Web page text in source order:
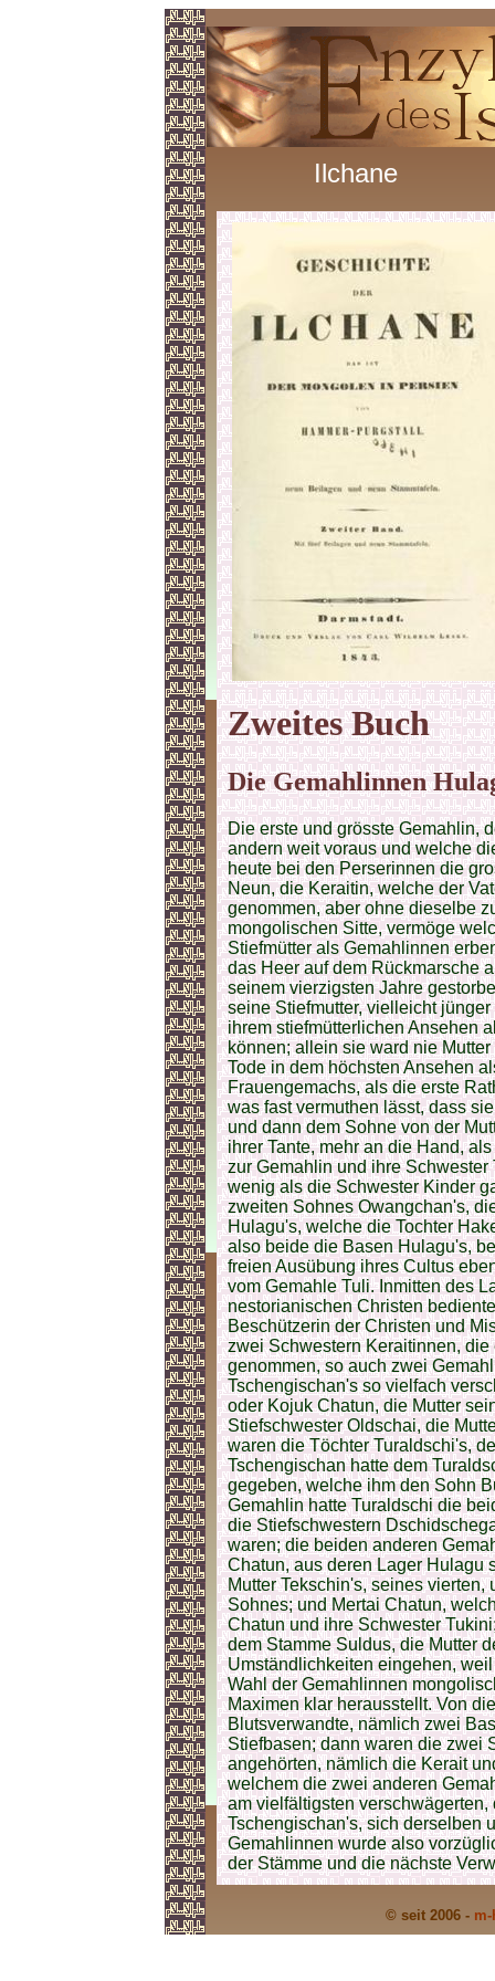
Ilchane
ZweitesBuch
Die Gemahlinnen
Die erste und grösste Gemahlin,
andern weit voraus und welche
heute bei den Perserinnen die
Neun, die Keraitin, welche der
genommen, aber ohne dieselbe
mongolischen Sitte, vermöge
Stiefmütter als Gemahlinnen
das Heer auf dem Rückmarsche
seinem vierzigsten Jahre
seine Stiefmutter, vielleicht
ihrem stiefmütterlichen Ansehen
können; allein sie ward nie
Tode in dem höchsten Ansehen
Frauengemachs, als die erste
was fast vermuthen lässt, dass
und dann dem Sohne von der
ihrer Tante, mehr an die Hand,
zur Gemahlin und ihre
wenig als die Schwester Kinder
zweiten Sohnes Owangchan's,
Hulagu's, welche die Tochter
also beide die Basen Hulagu's,
freien Ausübung ihres Cultus
vom Gemahle Tuli. Inmitten des
nestorianischen Christen
Beschützerin der Christen und
zwei Schwestern Keraitinnen,
genommen, so auch zwei
Tschengischan's so vielfach
oder Kojuk Chatun, die Mutter
Stiefschwester Oldschai, die
waren die Töchter Turaldschi's,
Tschengischan hatte dem
gegeben, welche ihm den Sohn
Gemahlin hatte Turaldschi die
die Stiefschwestern
waren; die beiden anderen
Chatun, aus deren Lager Hulagu
Mutter Tekschin's, seines vierten,
Sohnes; und Mertai Chatun,
Chatun und ihre Schwester
dem Stamme Suldus, die Mutter
Umständlichkeiten eingehen,
Wahl der Gemahlinnen
Maximen klar herausstellt. Von
Blutsverwandte, nämlich zwei
Stiefbasen; dann waren die zwei
angehörten, nämlich die Kerait
welchem die zwei anderen
am vielfältigsten
Tschengischan's, sich derselben
Gemahlinnen wurde also
der Stämme und die nächste
© seit 2006 -